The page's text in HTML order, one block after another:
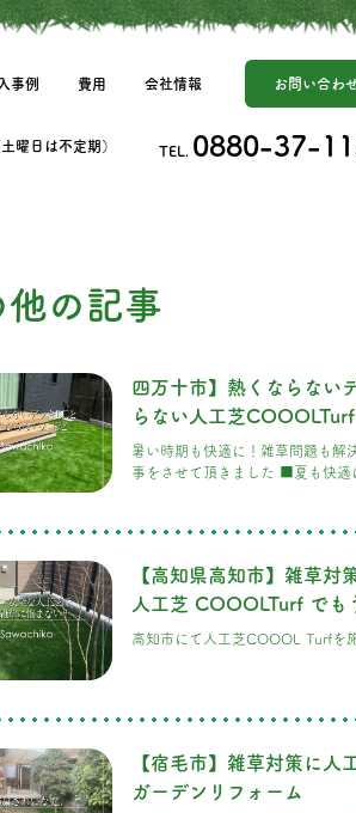
事例 費用 会社情報 お問い合わ
曜日は不定期） TEL. 0880-37-
他の記事
四万十市】熱くならない
らない人工芝COOOLTurf
暑い時期も快適に！雑草問題も解
事をさせて頂きました ■夏も快適
【高知県高知市】雑草対
人工芝 COOOLTurf でも
ない！
高知市にて人工芝COOOL Turfを
【宿毛市】雑草対策に人
ガーデンリフォーム